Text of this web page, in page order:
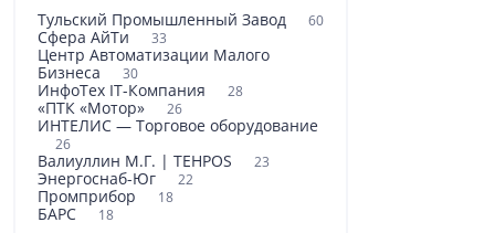
Тульский Промышленный Завод 60
Сфера АйТи 33
Центр Автоматизации Малого
Бизнеса
30
ИнфоТех IT-Компания 28
«ПТК «Мотор» 26
ИНТЕЛИС — Торговое оборудование
26
Валиуллин М.Г. | TEHPOS 23
Энергоснаб-Юг 22
Промприбор 18
БАРС 18